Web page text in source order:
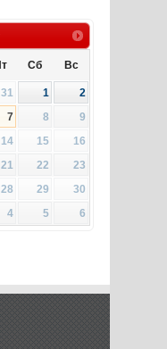
Сб Вс
31 1
2
7 8
9
14 15
16
21 22
23
28 29
30
4 5 6